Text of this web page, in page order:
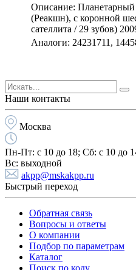
Описание: Планетарный
(Реакшн), с коронной
сателлита / 29 зубов)
Аналоги: 24231711,
Наши контакты
Москва
Пн-Пт: с 10 до 18; Cб: с 10 до
Вс: выходной
akpp@mskakpp.ru
Быстрый переход
Обратная связь
Вопросы и ответы
О компании
Подбор по параметрам
Каталог